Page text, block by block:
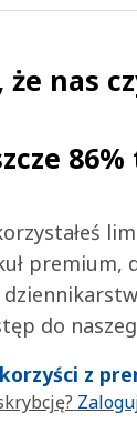
nas
premium,
do
z